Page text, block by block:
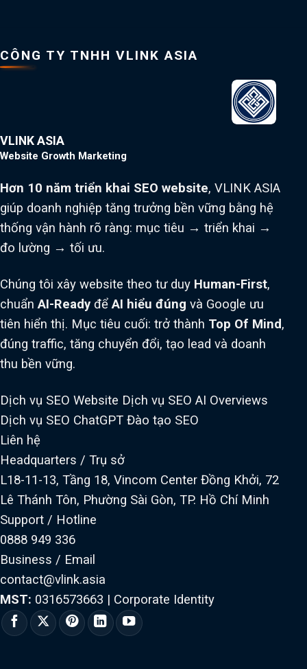
CÔNG TY TNHH VLINK ASIA
VLINK ASIA
Website Growth Marketing
Hơn 10 năm triển khai SEO website, VLINK ASIA
giúp doanh nghiệp tăng trưởng bền vững bằng hệ
thống vận hành rõ ràng: mục tiêu → triển khai →
đo lường → tối ưu.
Chúng tôi xây website theo tư duy Human-First,
chuẩnAI-Ready đểAI hiểu đúng và Google ưu
tiên hiển thị. Mục tiêu cuối: trở thành Top Of Mind,
đúng traffic, tăng chuyển đổi, tạo lead và doanh
thu bền vững.
Dịch vụ SEO Website Dịch vụ SEO AI Overviews
Dịch vụ SEO ChatGPT Đào tạo SEO
Liên hệ
Headquarters / Trụ sở
L18-11-13, Tầng 18, Vincom Center Đồng Khởi, 72
Lê Thánh Tôn, Phường Sài Gòn, TP. Hồ Chí Minh
Support / Hotline
0888 949 336
Business / Email
contact@vlink.asia
MST: 0316573663 | Corporate Identity